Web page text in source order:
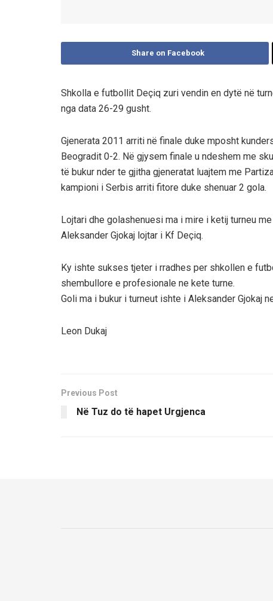
Share on Facebook
Shkolla e futbollit Deçiq zuri vendin en dytë në
nga data 26-29 gusht.
Gjenerata 2011 arriti në finale duke mposht
Beogradit 0-2. Në gjysem finale u ndeshem me
të bukur nder te gjitha gjeneratat luajtem me
kampioni i Serbis arriti fitore duke shenuar 2 gola.
Lojtari dhe golashenuesi ma i mire i ketij turneu
Aleksander Gjokaj lojtar i Kf Deçiq.
Ky ishte sukses tjeter i rradhes per shkollen e
shembullore e profesionale ne kete turne.
Goli ma i bukur i turneut ishte i Aleksander Gjokaj
Leon Dukaj
Previous Post
Në Tuz do të hapet Urgjenca